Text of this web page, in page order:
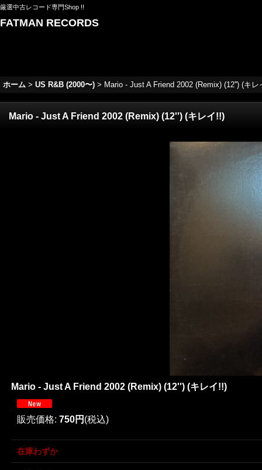
厳選中古レコード専門Shop !!
FATMAN RECORDS
ホーム > US R&B (2000〜) > Mario - Just A Friend 2002 (Remix) (12'') (キレ
Mario - Just A Friend 2002 (Remix) (12'') (キレイ!!)
Mario - Just A Friend 2002 (Remix) (12'') (キレイ!!)
販売価格: 750円 (税込)
在庫わずか